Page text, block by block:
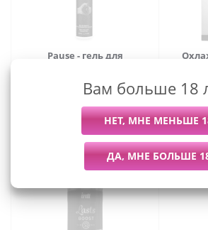
Pause - гель для
50 мл
1 745руб.
акт
Вам больше 18